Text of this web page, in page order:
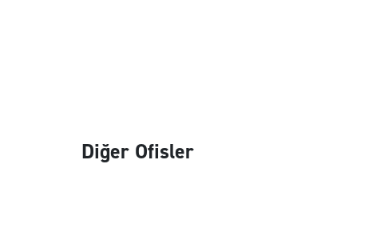
Diğer Ofisler